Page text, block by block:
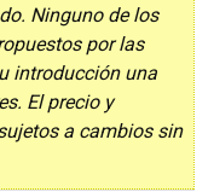
Ninguno de los
por las
introducción una
El precio y
a cambios sin